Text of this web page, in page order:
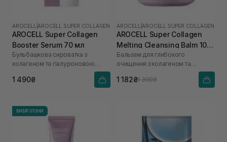
AROCELL AROCELL SUPER COLLAGEN
AROCELL Super Collagen
Booster Serum 70 мл
Бульбашкова сироватка з
колагеном та гіалуроновою
1 490₴
AROCELL AROCELL SUPER COLLAGEN
AROCELL Super Collagen
Melting Cleansing Balm 100
г
Бальзам для глибокого
очищення з колагеном та
1 182₴1 390₴
ВИБІР ІЛОНИ